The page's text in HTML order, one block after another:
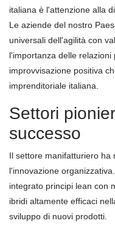
italiana è l'attenzione alla
Le aziende del nostro
universali dell'agilità con
l'importanza delle
improvvisazione positiva
imprenditoriale italiana.
Settori
successo
Il settore manifatturiero
l'innovazione
integrato principi lean con
ibridi altamente efficaci
sviluppo di nuovi prodotti.